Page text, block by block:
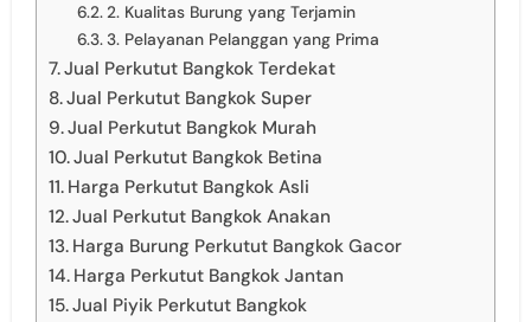
2. Kualitas Burung yang Terjamin
3. Pelayanan Pelanggan yang Prima
Jual Perkutut Bangkok Terdekat
Jual Perkutut Bangkok Super
Jual Perkutut Bangkok Murah
Jual Perkutut Bangkok Betina
Harga Perkutut Bangkok Asli
Jual Perkutut Bangkok Anakan
Harga Burung Perkutut Bangkok Gacor
Harga Perkutut Bangkok Jantan
Jual Piyik Perkutut Bangkok